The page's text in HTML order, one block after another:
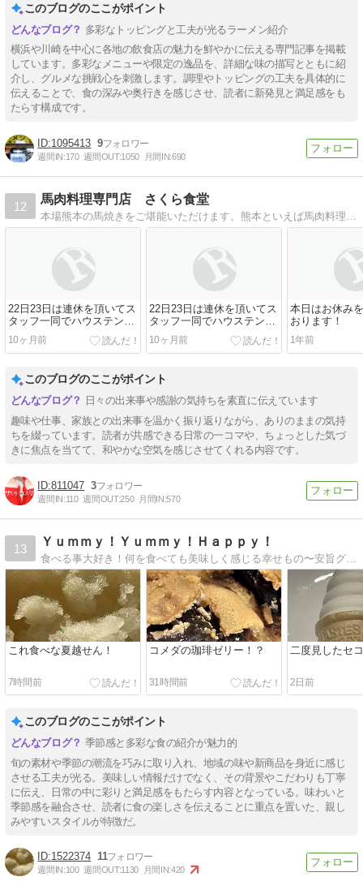
このブログのここがポイント
多彩なトッピングと工夫が光るラーメン紹介
横浜や川崎を中心に各地の飲食店の魅力を鮮やかに伝える専門記事を掲載
しています。多彩なメニューや限定の逸品を、詳細な味の描写とともに紹
介し、グルメな挑戦心を刺激します。調理やトッピングの工夫を具体的に
伝えることで、食の深みや奥行きを感じさせ、読者に新発見と満足感をも
たらす構成です。
1095413 9
週間IN:170 週間OUT:1050 月間IN:690
12
馬肉料理専門店 さくら食堂
22日23日は連休を頂いてス
タッフ一同でハウステンボ
10ヶ月前
22日23日は連休を頂いてス
タッフ一同でハウステンボ
10ヶ月前
本日はお休み
おります！
1年前
このブログのここがポイント
日々の出来事や感謝の気持ちを素直に伝えています
趣味や仕事、家族との出来事を温かく振り返りながら、ありのままの気持
ちを綴っています。読者が共感できる日常の一コマや、ちょっとした気づ
きに焦点を当てて、和やかな空気を感じさせてくれる内容です。
811047 3
週間IN:110 週間OUT:250 月間IN:570
13
Ｙｕｍｍｙ！Ｙｕｍｍｙ！Ｈａｐｐｙ！
食べる事大好き！何を食べても美味しく感じる幸せもの〜安旨グルメ、コスパ高い物を求めて毎日のもぐもぐ日記更新中
これ食べな夏越せん！
7時間前
コメダの珈琲ゼリー！？
31時間前
二度見したセ
2日前
このブログのここがポイント
季節感と多彩な食の紹介が魅力的
旬の素材や季節の潮流を巧みに取り入れ、地域の味や新商品を身近に感じ
させる工夫が光る。美味しい情報だけでなく、その背景やこだわりも丁寧
に伝え、日常の中に彩りと満足感をもたらす内容となっている。味わいと
季節感を融合させ、読者に食の楽しさを伝えることに重点を置いた、親し
みやすいスタイルが特徴だ。
1522374 11
週間IN:100 週間OUT:1130 月間IN:420